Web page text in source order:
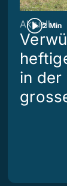
2 Min
Aktuell
in der